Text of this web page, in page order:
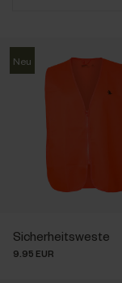
Neu
Sicherheitsweste
9.95 EUR